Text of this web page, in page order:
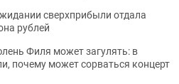
сверхприбыли отдала
рублей
Филя может загулять: в
почему может сорваться концерт